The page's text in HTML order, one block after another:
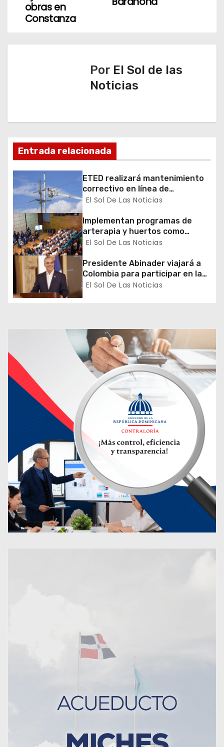
n
d
e
e
n
t
r
a
d
obras en
Constanza
Por El Sol de las
Noticias
Entrada relacionada
ETED realizará mantenimiento
correctivo en línea de
transmisión de la región Sur
El Sol De Las Noticias
Implementan programas de
arterapia y huertos como
herramientas para la
social
El Sol De Las Noticias
Presidente Abinader viajará a
Colombia para participar en la
toma de posesión de Abelardo
de la Espriella
El Sol De Las Noticias